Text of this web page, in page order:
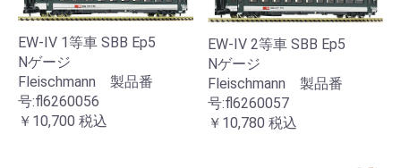
EW-IV 1等車 SBB Ep5
Nゲージ
Fleischmann 製品番
号:fl6260056
￥10,700 税込
EW-IV 2等車 SBB Ep5
Nゲージ
Fleischmann 製品番
号:fl6260057
￥10,780 税込